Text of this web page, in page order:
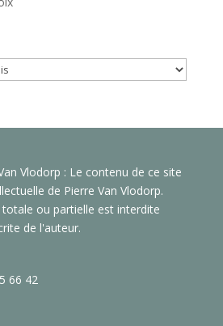
Vlodorp : Le contenu de ce site
de Pierre Van Vlodorp.
ou partielle est interdite
de l'auteur.
66 42